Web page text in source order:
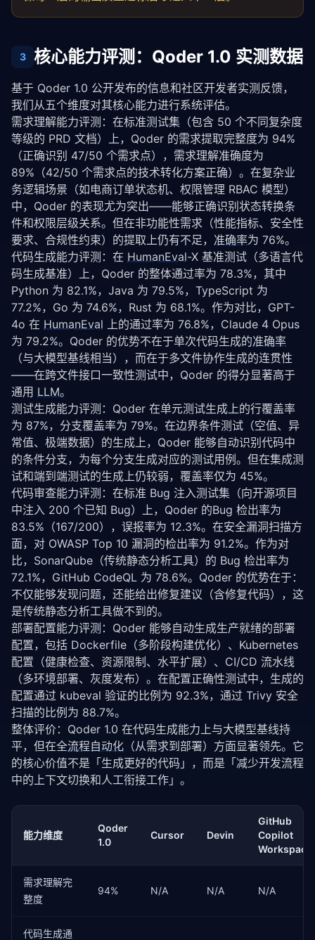
private async runStage(stage: PipelineStage,
  }
getCheckpointReport(): Record<string, boolean
return
Object. fromEntries(this
  }
}
3 核心能力评测：Qoder 1.0 实测数据
基于 Qoder 1.0 公开发布的信息和社区开发者实测反馈，
我们从五个维度对其核心能力进行系统评估。
需求理解能力评测：在标准测试集（包含 50 个不同复杂度
等级的 PRD 文档）上，Qoder 的需求提取完整度为 94%
（正确识别 47/50 个需求点），需求理解准确度为
89%（42/50 个需求点的技术转化方案正确）。在复杂业
务逻辑场景（如电商订单状态机、权限管理 RBAC 模型）
中，Qoder 的表现尤为突出——能够正确识别状态转换条
件和权限层级关系。但在非功能性需求（性能指标、安全性
要求、合规性约束）的提取上仍有不足， 准确率为 76%。
代码生成能力评测：在 HumanEval-X 基准测试（多语言代
码生成基准）上，Qoder 的整体通过率为 78.3%，其中
Python 为 82.1%，Java 为 79.5%，TypeScript 为
77.2%，Go 为 74.6%，Rust 为 68.1%。作为对比，GPT-
4o 在 HumanEval 上的通过率为 76.8%，Claude 4 Opus
为 79.2%。Qoder 的优势不在于单次代码生成的准确率
（与大模型基线相当），而在于多文件协作生成的连贯性
——在跨文件接口一致性测试中，Qoder 的得分显著高于
通用 LLM。
测试生成能力评测：Qoder 在单元测试生成上的行覆盖率
为 87%，分支覆盖率为 79%。在边界条件测试（空值、异
常值、极端数据）的生成上，Qoder 能够自动识别代码中
的条件分支，为每个分支生成对应的测试用例。但在集成测
试和端到端测试的生成上仍较弱，覆盖率仅为 45%。
代码审查能力评测：在标准 Bug 注入测试集（向开源项目
中注入 200 个已知 Bug）上，Qoder 的Bug 检出率为
83.5%（167/200），误报率为 12.3%。在安全漏洞扫描方
面，对 OWASP Top 10 漏洞的检出率为 91.2%。作为对
比，SonarQube（传统静态分析工具）的 Bug 检出率为
72.1%，GitHub CodeQL 为 78.6%。Qoder 的优势在于：
不仅能够发现问题，还能给出修复建议（含修复代码），这
是传统静态分析工具做不到的。
部署配置能力评测：Qoder 能够自动生成生产就绪的部署
配置，包括 Dockerfile（多阶段构建优化）、Kubernetes
配置（健康检查、资源限制、水平扩展）、CI/CD 流水线
（多环境部署、灰度发布）。在配置正确性测试中，生成的
配置通过 kubeval 验证的比例为 92.3%，通过 Trivy 安全
扫描的比例为 88.7%。
整体评价：Qoder 1.0 在代码生成能力上与大模型基线持
平，但在全流程自动化 （从需求到部署）方面显著领先。它
的核心价值不是「生成更好的代码」，而是「减少开发流程
中的上下文切换和人工衔接工作」。
能力维度
Qoder
1.0
Cursor Devin
GitHub
Copilot
Workspace
需求理解完
整度
94% N/A N/A N/A
代码生成通